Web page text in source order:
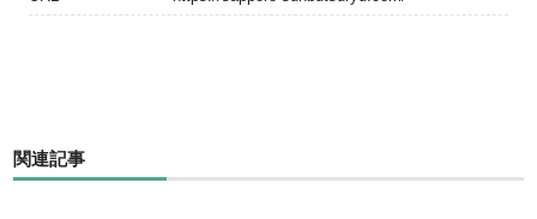
関連記事